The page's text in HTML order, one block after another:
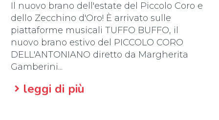
Il nuovo brano dell'estate del Piccolo Coro e
dello Zecchino d'Oro! È arrivato sulle
piattaforme musicali TUFFO BUFFO, il
nuovo brano estivo del PICCOLO CORO
DELL'ANTONIANO diretto da Margherita
Gamberini...
leggi di più